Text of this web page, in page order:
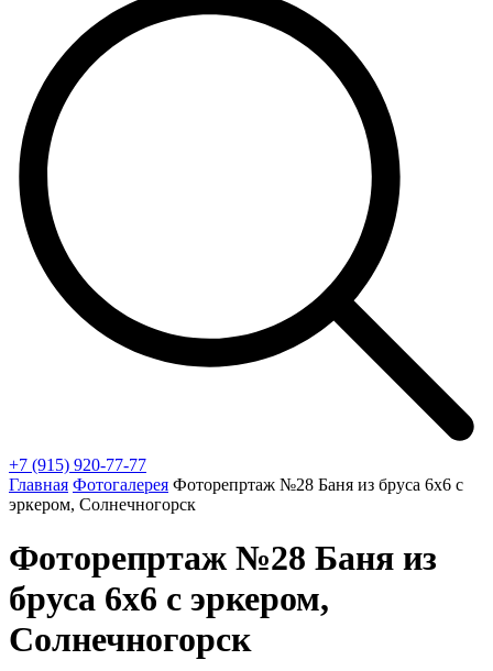
+7 (915) 920-77-77
Главная Фотогалерея Фоторепртаж №28 Баня из бруса 6х6 с
эркером, Солнечногорск
Фоторепртаж №28 Баня из
бруса 6х6 с эркером,
Солнечногорск